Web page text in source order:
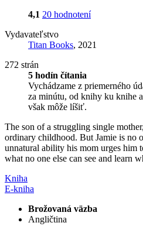
4,1 20 hodnotení
Vydavateľstvo
Titan Books, 2021
272 strán
5 hodín čítania
Vychádzame z priemerného
za minútu, od knihy ku knihe
však môže líšiť.
The son of a struggling single
ordinary childhood. But Jamie is no
unnatural ability his mom urges him
what no one else can see and learn
Kniha
E-kniha
Brožovaná väzba
Angličtina